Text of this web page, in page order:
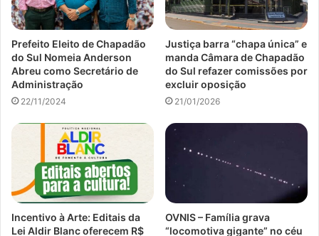
Prefeito Eleito de Chapadão
do Sul Nomeia Anderson
Abreu como Secretário de
Administração
22/11/2024
Justiça barra “chapa única” e
manda Câmara de Chapadão
do Sul refazer comissões por
excluir oposição
21/01/2026
Incentivo à Arte: Editais da
Lei Aldir Blanc oferecem R$
OVNIS – Família grava
“locomotiva gigante” no céu